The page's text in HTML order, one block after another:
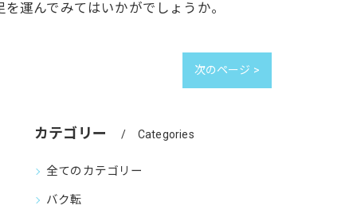
運んでみてはいかがでしょうか。
次のページ >
カテゴリー Categories
全てのカテゴリー
バク転